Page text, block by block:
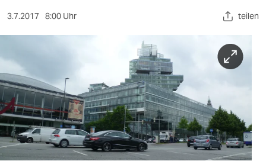
sport
nord
wahrheit
verlag
verlag
3.7.2017 8:00 Uhr teilen